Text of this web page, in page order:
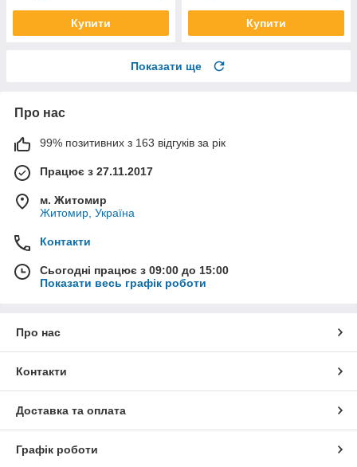
Купити Купити
Показати ще
Про нас
99% позитивних з 163 відгуків за рік
Працює з 27.11.2017
м. Житомир
Житомир, Україна
Контакти
Сьогодні працює з 09:00 до 15:00
Показати весь графік роботи
Про нас
Контакти
Доставка та оплата
Графік роботи